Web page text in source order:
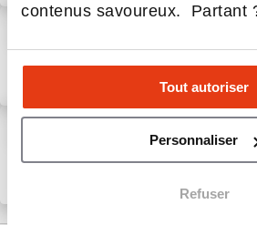
contenus savoureux. Partant
Tout autoriser
Personnaliser
Refuser
entreprise
24 Juil 2026Service aux
Litha Espresso
le direct trade
et sublimer
Service aux